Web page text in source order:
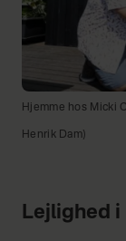
Hjemme hos Micki
Henrik Dam)
Lejlighed i